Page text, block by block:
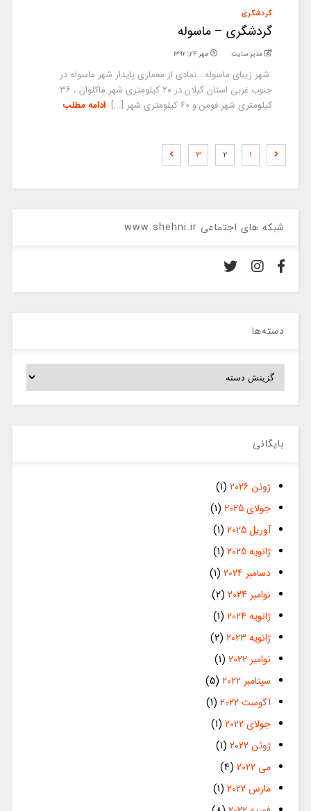
گردشگری
گردشگری – ماسوله
مدیر سایت مهر ۲۴, ۱۳۹۲
شهر زیبای ماسوله...نمادی از معماری پایدار شهر ماسوله در
جنوب غربی استان گیلان در ۲۰ کیلومتری شهر ماکلوان ، ۳۶
کیلومتری شهر فومن و ۶۰ کیلومتری شهر [...]
ادامه مطلب
۱ ۲ ۳
شبکه های اجتماعی www.shehni.ir
دسته‌ها
دسته‌ها
بایگانی
ژوئن 2026
(1)
جولای 2025
(1)
آوریل 2025
(1)
ژانویه 2025
(1)
دسامبر 2024
(1)
نوامبر 2024
(2)
ژانویه 2024
(1)
ژانویه 2023
(2)
نوامبر 2022
(1)
سپتامبر 2022
(5)
آگوست 2022
(1)
جولای 2022
(1)
ژوئن 2022
(1)
می 2022
(4)
مارس 2022
(1)